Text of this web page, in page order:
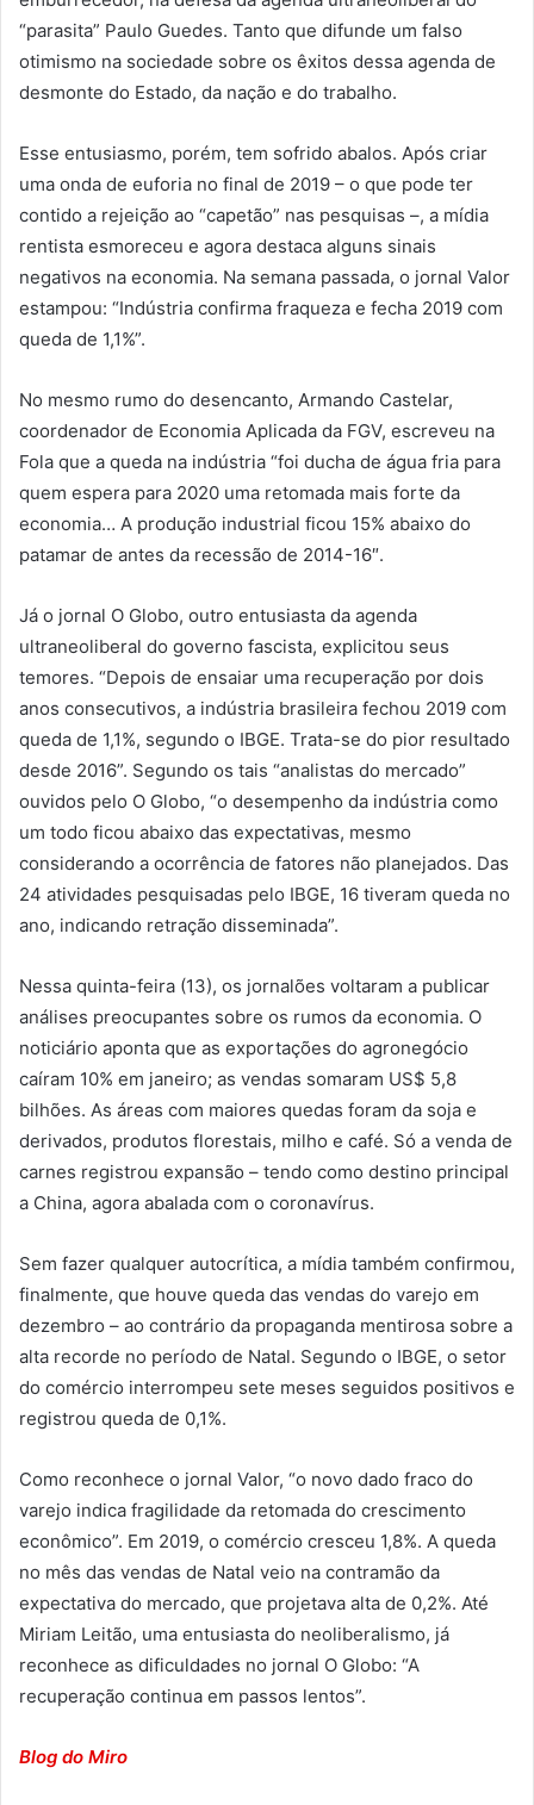
“parasita” Paulo Guedes. Tanto que difunde um falso
otimismo na sociedade sobre os êxitos dessa agenda de
desmonte do Estado, da nação e do trabalho.
Esse entusiasmo, porém, tem sofrido abalos. Após criar
uma onda de euforia no final de 2019 – o que pode ter
contido a rejeição ao “capetão” nas pesquisas –, a mídia
rentista esmoreceu e agora destaca alguns sinais
negativos na economia. Na semana passada, o jornal Valor
estampou: “Indústria confirma fraqueza e fecha 2019 com
queda de 1,1%”.
No mesmo rumo do desencanto, Armando Castelar,
coordenador de Economia Aplicada da FGV, escreveu na
Fola que a queda na indústria “foi ducha de água fria para
quem espera para 2020 uma retomada mais forte da
economia… A produção industrial ficou 15% abaixo do
patamar de antes da recessão de 2014-16″.
Já o jornal O Globo, outro entusiasta da agenda
ultraneoliberal do governo fascista, explicitou seus
temores. “Depois de ensaiar uma recuperação por dois
anos consecutivos, a indústria brasileira fechou 2019 com
queda de 1,1%, segundo o IBGE. Trata-se do pior resultado
desde 2016”. Segundo os tais “analistas do mercado”
ouvidos pelo O Globo, “o desempenho da indústria como
um todo ficou abaixo das expectativas, mesmo
considerando a ocorrência de fatores não planejados. Das
24 atividades pesquisadas pelo IBGE, 16 tiveram queda no
ano, indicando retração disseminada”.
Nessa quinta-feira (13), os jornalões voltaram a publicar
análises preocupantes sobre os rumos da economia. O
noticiário aponta que as exportações do agronegócio
caíram 10% em janeiro; as vendas somaram US$ 5,8
bilhões. As áreas com maiores quedas foram da soja e
derivados, produtos florestais, milho e café. Só a venda de
carnes registrou expansão – tendo como destino principal
a China, agora abalada com o coronavírus.
Sem fazer qualquer autocrítica, a mídia também confirmou,
finalmente, que houve queda das vendas do varejo em
dezembro – ao contrário da propaganda mentirosa sobre a
alta recorde no período de Natal. Segundo o IBGE, o setor
do comércio interrompeu sete meses seguidos positivos e
registrou queda de 0,1%.
Como reconhece o jornal Valor, “o novo dado fraco do
varejo indica fragilidade da retomada do crescimento
econômico”. Em 2019, o comércio cresceu 1,8%. A queda
no mês das vendas de Natal veio na contramão da
expectativa do mercado, que projetava alta de 0,2%. Até
Miriam Leitão, uma entusiasta do neoliberalismo, já
reconhece as dificuldades no jornal O Globo: “A
recuperação continua em passos lentos”.
Blog do Miro